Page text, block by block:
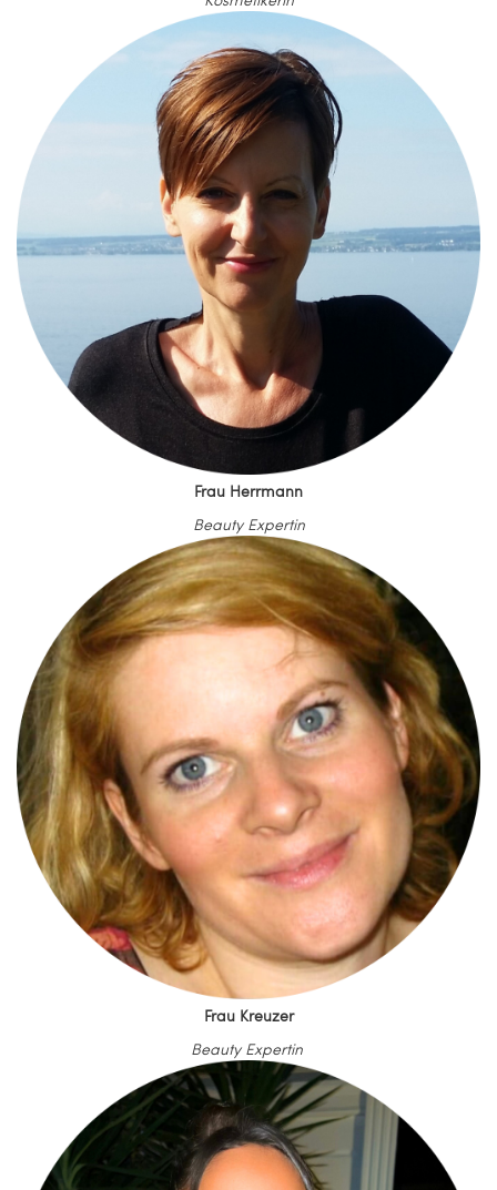
Frau Herrmann
Beauty Expertin
Frau Kreuzer
Beauty Expertin